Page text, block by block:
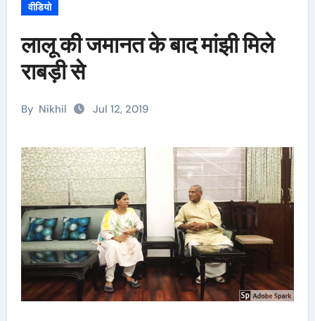
वीडियो
लालू की जमानत के बाद मांझी मिले
राबड़ी से
By Nikhil Jul 12, 2019